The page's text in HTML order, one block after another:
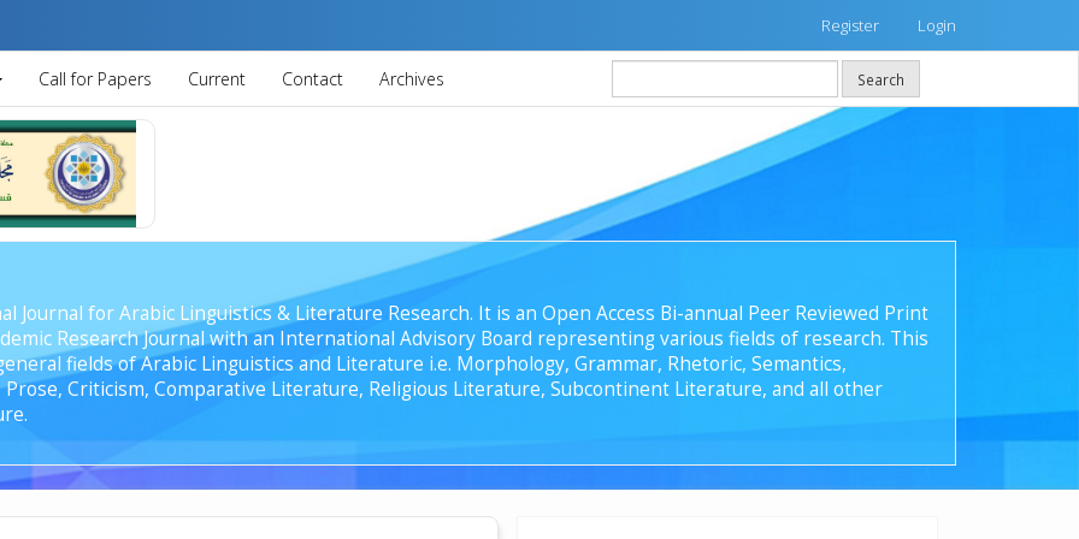
Register Login
Call for Papers Current Contact Archives Search
Journal for Arabic Linguistics & Literature Research. It is an Open Access Bi-annual Peer Reviewed Print
Research Journal with an International Advisory Board representing various fields of research. This
fields of Arabic Linguistics and Literature i.e. Morphology, Grammar, Rhetoric, Semantics,
Criticism, Comparative Literature, Religious Literature, Subcontinent Literature, and all other